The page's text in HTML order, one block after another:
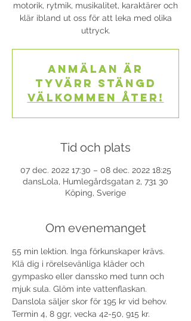
motorik, rytmik, musikalitet, karaktärer och
klär ibland ut oss för att leka med olika
uttryck.
Anmälan är
tyvärr stängd
Välkommen åter!
Tid och plats
07 dec. 2022 17:30 – 08 dec. 2022 18:25
dansLola, Humlegårdsgatan 2, 731 30
Köping, Sverige
Om evenemanget
55 min lektion. Inga förkunskaper krävs.
Klä dig i rörelsevänliga kläder och
gympasko eller danssko med tunn och
mjuk sula. Glöm inte vattenflaskan.
Danslola säljer skor för 195 kr vid behov.
Termin 4, 8 ggr, vecka 42-50, 915 kr.